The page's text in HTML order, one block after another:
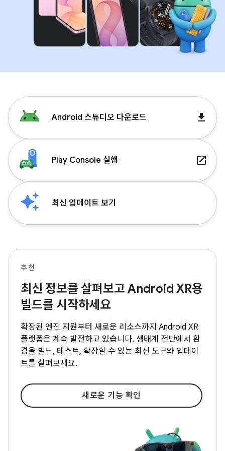
Android 스튜디오 다운로드 get_app
Play Console 실행 launch
최신 업데이트 보기
추천
최신 정보를 살펴보고 Android XR용
빌드를 시작하세요
확장된 엔진 지원부터 새로운 리소스까지 Android XR
플랫폼은 계속 발전하고 있습니다. 생태계 전반에서 환
경을 빌드, 테스트, 확장할 수 있는 최신 도구와 업데이
트를 살펴보세요.
새로운 기능 확인